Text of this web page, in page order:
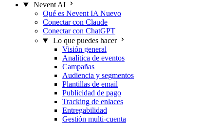
Nevent AI
Qué es Nevent IA Nuevo
Conectar con Claude
Conectar con ChatGPT
Lo que puedes hacer
Visión general
Analítica de eventos
Campañas
Audiencia y segmentos
Plantillas de email
Publicidad de pago
Tracking de enlaces
Entregabilidad
Gestión multi-cuenta